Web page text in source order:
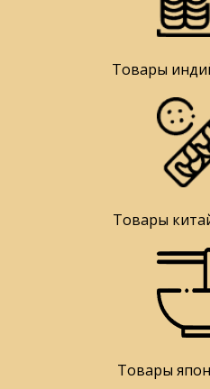
Товары
Товары
Товары